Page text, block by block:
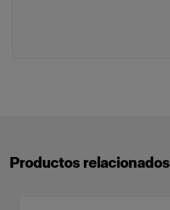
Productos relacionados